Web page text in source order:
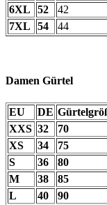
6XL
52 42
7XL
54 44
Damen Gürtel
EU DE
XXS 32 70
XS
34 75
S
36 80
M
38 85
L
40 90